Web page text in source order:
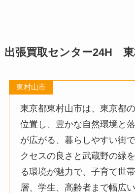
出張買取センター24H 東
東村山市
東京都東村山市は、東京都
位置し、豊かな自然環境と
が広がる、暮らしやすい街
クセスの良さと武蔵野の緑
る環境が魅力で、子育て世
層、学生、高齢者まで幅広